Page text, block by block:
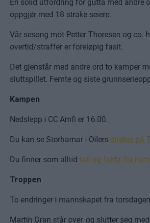
En solid utfordring for gutta med andre
oppgjør med 18 strake seiere.
Vår sesong mot Petter Thoresen og
overtid/straffer er foreløpig fasit.
Det gjenstår med andre ord to kamper
sluttspillet. Femte og siste
Kampen
Nedslepp i CC Amfi er 16.00.
Du kan se Storhamar - Oilers direkte på
Du finner som alltid tall og fakta fra
Troppen
To endringer i mannskapet fra
Martin Gran står over, og slutter seg